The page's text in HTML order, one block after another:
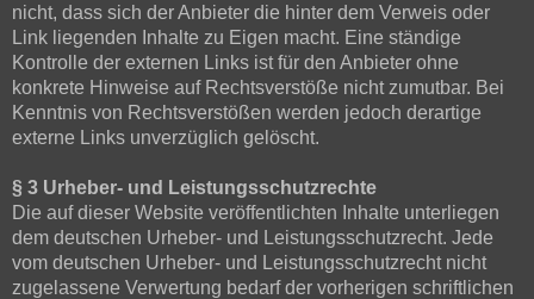
nicht, dass sich der Anbieter die hinter dem Verweis oder
Link liegenden Inhalte zu Eigen macht. Eine ständige
Kontrolle der externen Links ist für den Anbieter ohne
konkrete Hinweise auf Rechtsverstöße nicht zumutbar. Bei
Kenntnis von Rechtsverstößen werden jedoch derartige
externe Links unverzüglich gelöscht.
§ 3 Urheber- und Leistungsschutzrechte
Die auf dieser Website veröffentlichten Inhalte unterliegen
dem deutschen Urheber- und Leistungsschutzrecht. Jede
vom deutschen Urheber- und Leistungsschutzrecht nicht
zugelassene Verwertung bedarf der vorherigen schriftlichen